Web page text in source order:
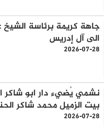
جاهة كريمة برئاسة الشيخ
الى آل إدريس
2026-07-28
نشمي يُضيء دار ابو
بيت الزميل محمد شاكر
2026-07-28